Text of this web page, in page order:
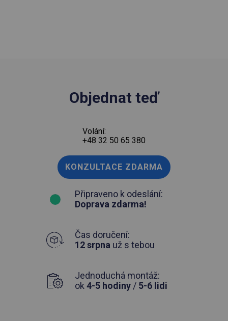
Objednat teď
Volání:
+48 32 50 65 380
KONZULTACE ZDARMA
Připraveno k odeslání:
Doprava zdarma!
Čas doručení:
12 srpna už s tebou
Jednoduchá montáž:
ok 4-5 hodiny / 5-6 lidi